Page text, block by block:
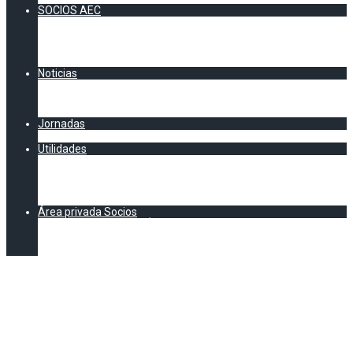
SOCIOS AEC
Noticias
Jornadas
Utilidades
Área privada Socios